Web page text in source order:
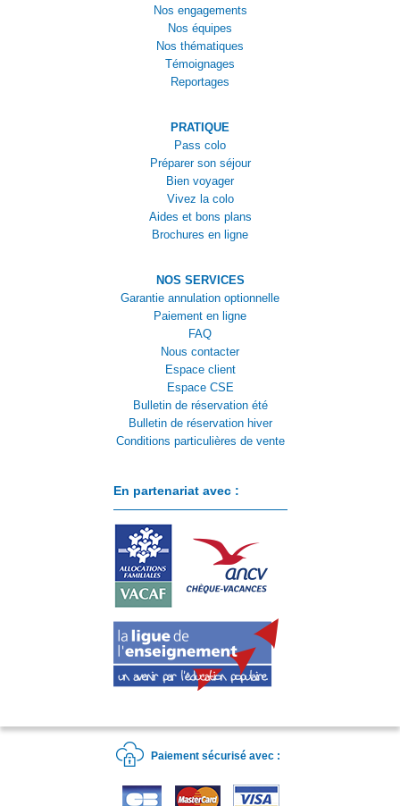
Nos engagements
Nos équipes
Nos thématiques
Témoignages
Reportages
PRATIQUE
Pass colo
Préparer son séjour
Bien voyager
Vivez la colo
Aides et bons plans
Brochures en ligne
NOS SERVICES
Garantie annulation optionnelle
Paiement en ligne
FAQ
Nous contacter
Espace client
Espace CSE
Bulletin de réservation été
Bulletin de réservation hiver
Conditions particulières de vente
En partenariat avec :
Paiement sécurisé avec :